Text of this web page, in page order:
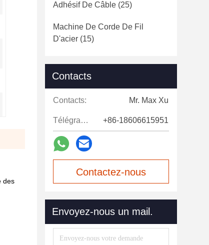
des
Adhésif De Câble (25)
Machine De Corde De Fil
D'acier (15)
Contacts
Contacts: Mr. Max Xu
Télégramme: +86-18606615951
Contactez-nous
Envoyez-nous un mail.